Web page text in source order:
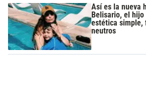
Así es la nueva
Belisario, el
estética simple,
neutros